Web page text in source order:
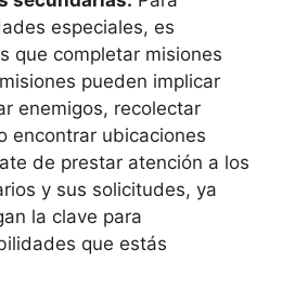
especiales, es
que completar misiones
pueden implicar
enemigos, recolectar
encontrar ubicaciones
de prestar atención a los
y sus solicitudes, ya
la clave para
que estás